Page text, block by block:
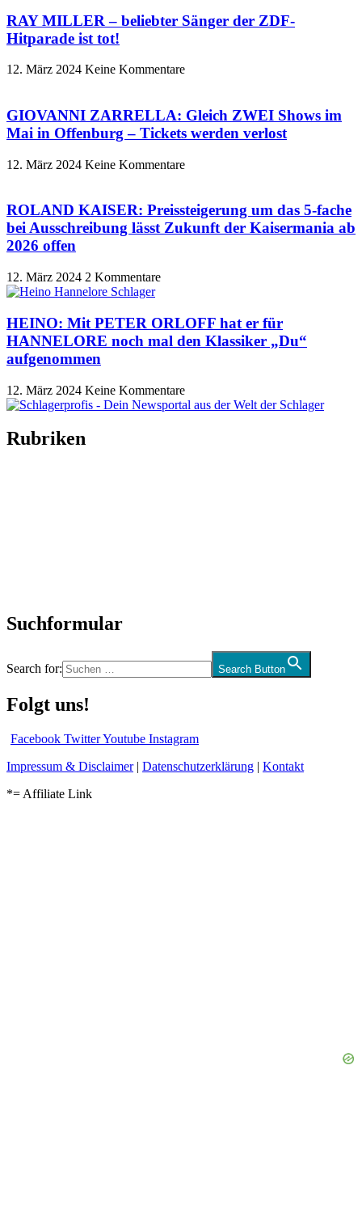
RAY MILLER – beliebter Sänger der ZDF-
Hitparade ist tot!
12. März 2024 Keine Kommentare
GIOVANNI ZARRELLA: Gleich ZWEI Shows im
Mai in Offenburg – Tickets werden verlost
12. März 2024 Keine Kommentare
ROLAND KAISER: Preissteigerung um das 5-fache
bei Ausschreibung lässt Zukunft der Kaisermania ab
2026 offen
12. März 2024 2 Kommentare
HEINO: Mit PETER ORLOFF hat er für
HANNELORE noch mal den Klassiker „Du“
aufgenommen
12. März 2024 Keine Kommentare
Rubriken
Suchformular
Search for: Search Button
Folgt uns!
Facebook TwitterYoutube Instagram
Impressum & Disclaimer| Datenschutzerklärung | Kontakt
*= Affiliate Link